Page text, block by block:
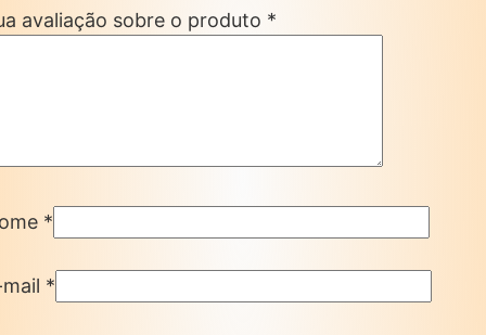
avaliação sobre o produto *
*
*